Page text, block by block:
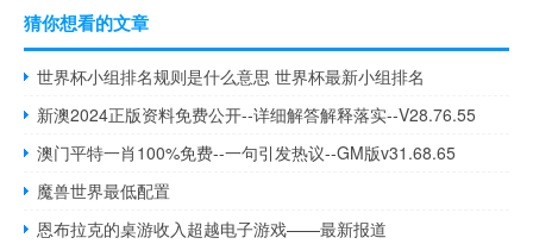
猜你想看的文章
世界杯小组排名规则是什么意思 世界杯最新小组排名
新澳2024正版资料免费公开--详细解答解释落实--V28.76.55
澳门平特一肖100%免费--一句引发热议--GM版v31.68.65
魔兽世界最低配置
恩布拉克的桌游收入超越电子游戏——最新报道